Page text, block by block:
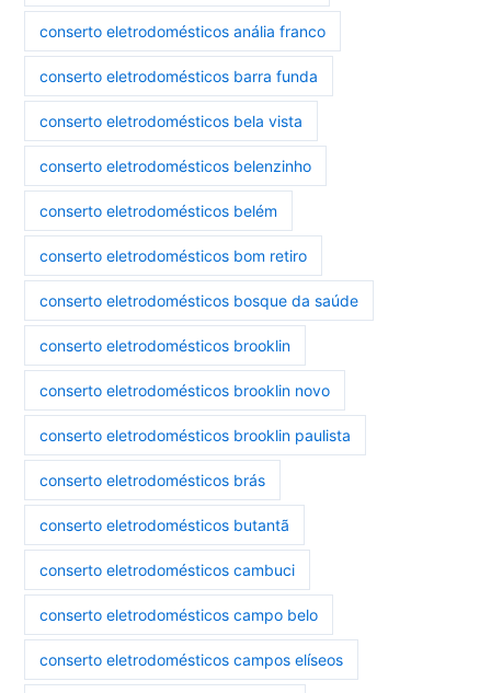
conserto eletrodomésticos anália franco
conserto eletrodomésticos barra funda
conserto eletrodomésticos bela vista
conserto eletrodomésticos belenzinho
conserto eletrodomésticos belém
conserto eletrodomésticos bom retiro
conserto eletrodomésticos bosque da saúde
conserto eletrodomésticos brooklin
conserto eletrodomésticos brooklin novo
conserto eletrodomésticos brooklin paulista
conserto eletrodomésticos brás
conserto eletrodomésticos butantã
conserto eletrodomésticos cambuci
conserto eletrodomésticos campo belo
conserto eletrodomésticos campos elíseos